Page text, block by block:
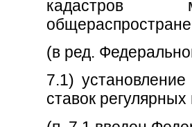
кадастров
(в ред.
7.1)
ставок